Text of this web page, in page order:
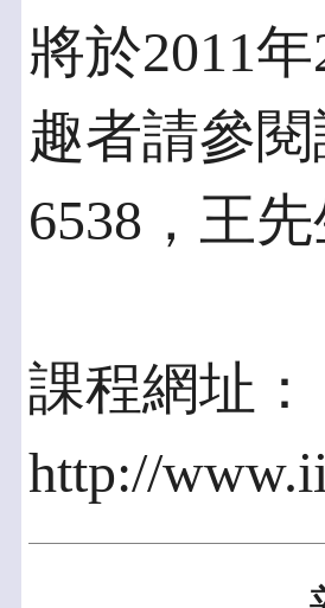
將於2011
趣者請參
6538，王先
課程網址：
http://